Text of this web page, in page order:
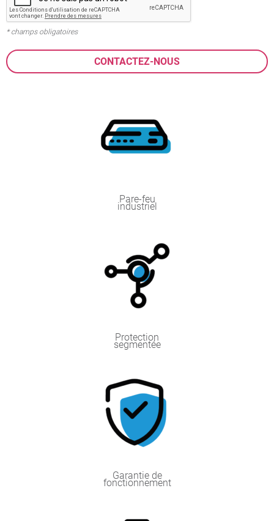
* champs obligatoires
Pare-feu
industriel
Protection
segmentée
Garantie de
fonctionnement